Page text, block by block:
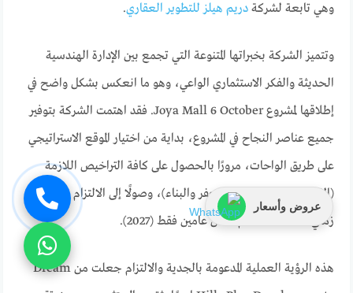
وهي تابعة لشركةدريم هيلز للتطوير العقاري.
وتتميز الشركة بخبراتها المتنوعة التي تجمع بين الإدارة الهندسية
الحديثة والفكر الاستثماري الواعي، وهو ما انعكس بشكل واضح في
إطلاقها لمشروع Joya Mall 6 October. فقد اهتمت الشركة بتوفير
جميع عناصر النجاح في المشروع، بداية من اختيار الموقع الاستراتيجي
على طريق الواحات، مرورًا بالحصول على كافة التراخيص اللازمة
(القرار الوزاري + رخصة الحفر والبناء)، وصولًا إلى الالتزام بجدول
زمني محدد للاستلام خلال عامين فقط (2027).
هذه الرؤية العملية المدعومة بالجدية والالتزام جعلت من Dream
عروض وأسعار